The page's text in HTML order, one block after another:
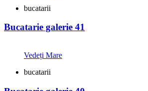
bucatarii
Bucatarie galerie 41
Vedeți Mare
bucatarii